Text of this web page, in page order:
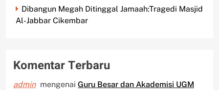
Dibangun Megah Ditinggal Jamaah:Tragedi Masjid
Al-Jabbar Cikembar
Komentar Terbaru
admin mengenai Guru Besar dan Akademisi UGM